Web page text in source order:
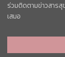
ร่วมติดตามข่าวสาร
เสมอ